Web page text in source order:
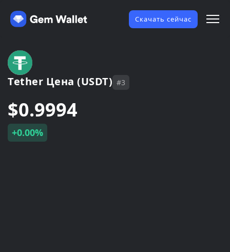
Скачать сейчас
Tether Цена (USDT) #3
$0.9994
+0.00%